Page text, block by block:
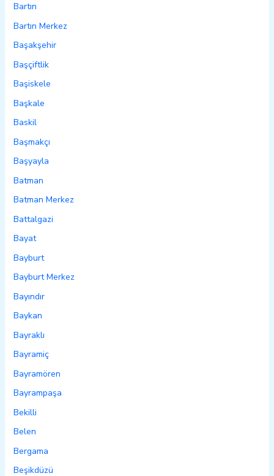
Bartın
Bartın Merkez
Başakşehir
Başçiftlik
Başiskele
Başkale
Baskil
Başmakçı
Başyayla
Batman
Batman Merkez
Battalgazi
Bayat
Bayburt
Bayburt Merkez
Bayındır
Baykan
Bayraklı
Bayramiç
Bayramören
Bayrampaşa
Bekilli
Belen
Bergama
Beşikdüzü